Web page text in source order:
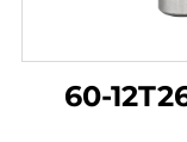
60-